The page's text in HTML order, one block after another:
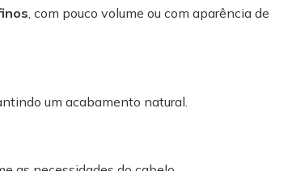
, com pouco volume ou com aparência de
um acabamento natural.